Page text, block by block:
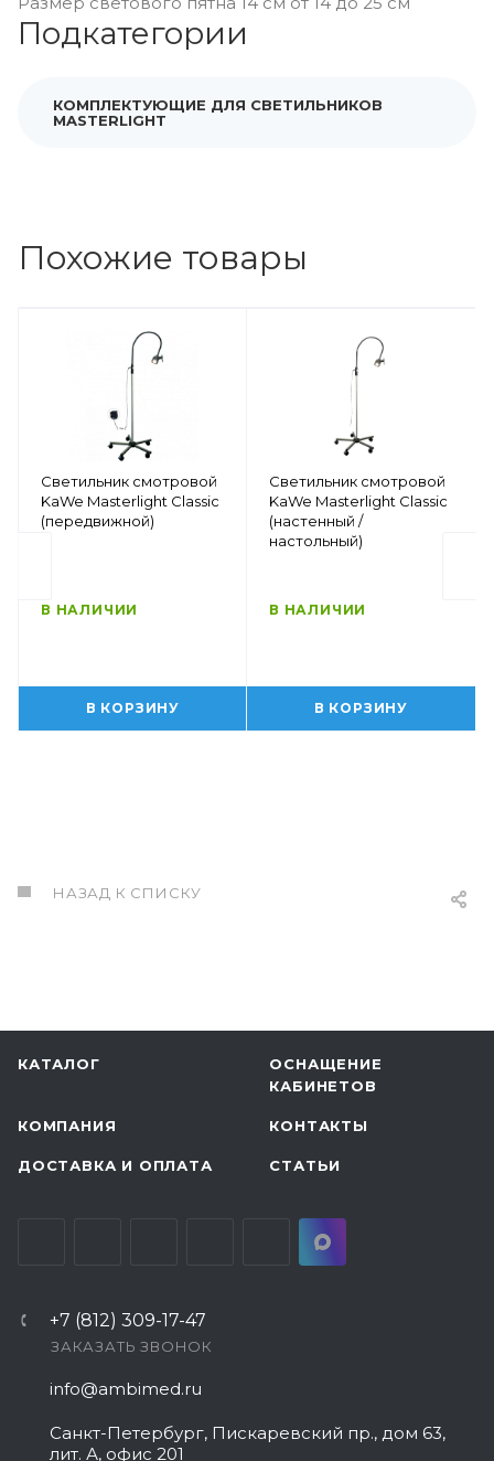
Подкатегории
КОМПЛЕКТУЮЩИЕ ДЛЯ СВЕТИЛЬНИКОВ
MASTERLIGHT
Похожие товары
Светильник смотровой
KaWe Masterlight Classic
(передвижной)
В НАЛИЧИИ
В КОРЗИНУ
Светильник смотровой
KaWe Masterlight Classic
(настенный /
настольный)
В НАЛИЧИИ
В КОРЗИНУ
НАЗАД К СПИСКУ
КАТАЛОГ
ОСНАЩЕНИЕ
КАБИНЕТОВ
КОМПАНИЯ КОНТАКТЫ
ДОСТАВКА И ОПЛАТА СТАТЬИ
+7 (812) 309-17-47
ЗАКАЗАТЬ ЗВОНОК
info@ambimed.ru
Санкт-Петербург, Пискаревский пр., дом 63,
лит. А, офис 201